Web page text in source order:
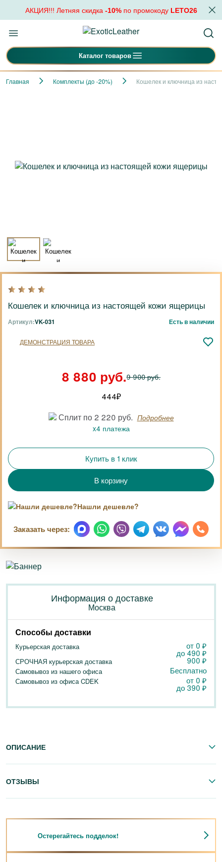
АКЦИЯ!!! Летняя скидка -10%по промокоду LETO26
Каталог товаров
Главная Комплекты (до -20%) Кошелек и ключница из
Кошелек и ключница из настоящей кожи ящерицы
Артикул:VK-031 Есть в наличии
ДЕМОНСТРАЦИЯ ТОВАРА
8 880 руб.9 900 руб.
444₽
Сплит по 2 220 руб. Подробнее
x4 платежа
Купить в 1 клик
Нашли дешевле?
Заказать через:
Информация о доставке
Москва
Способы доставки
Курьерская доставка от 0 ₽
до 490 ₽
СРОЧНАЯ курьерская доставка 900 ₽
Самовывоз из нашего офиса Бесплатно
Самовывоз из офиса CDEK от 0 ₽
до 390 ₽
ОПИСАНИЕ
ОТЗЫВЫ
Остерегайтесь подделок!